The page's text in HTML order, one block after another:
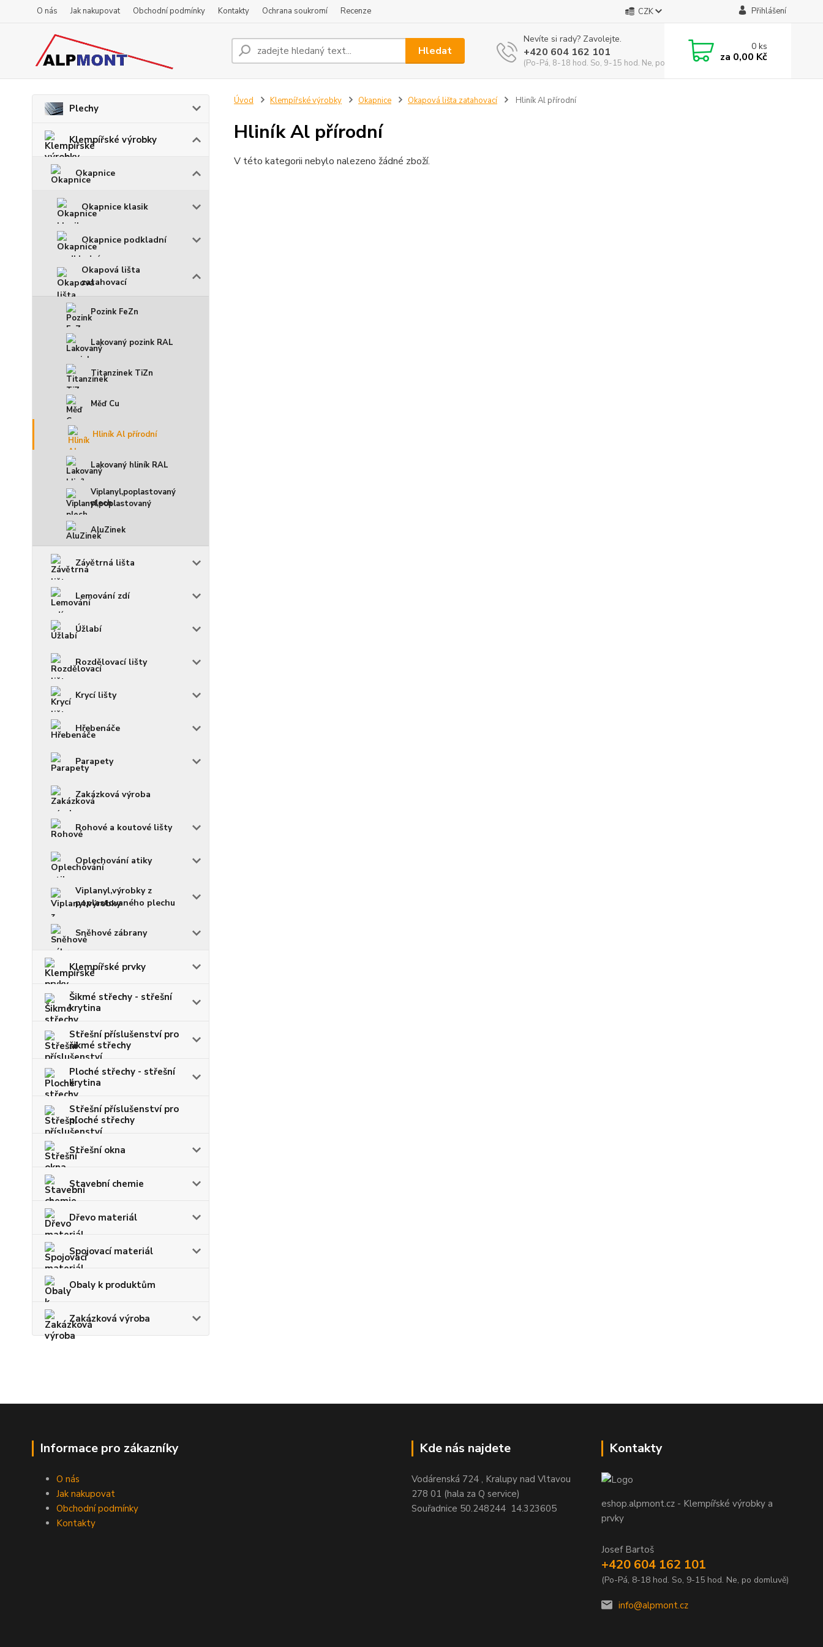
O nás Jak nakupovat Obchodní podmínky Kontakty Ochrana soukromí Recenze CZK Přihlášení
Hledat
Nevíte si rady? Zavolejte.
+420 604 162 101
(Po-Pá, 8-18 hod. So, 9-15 hod. Ne, po domluvě)
0ks
za 0,00 Kč
Plechy
Klempířské výrobky
Okapnice
Okapnice klasik
Okapnice podkladní
Okapová lišta
zatahovací
Pozink FeZn
Lakovaný pozink RAL
Titanzinek TiZn
Měď Cu
Hliník Al přírodní
Lakovaný hliník RAL
Viplanyl,poplastovaný
plech
AluZinek
Závětrná lišta
Lemování zdí
Úžlabí
Rozdělovací lišty
Krycí lišty
Hřebenáče
Parapety
Zakázková výroba
Rohové a koutové lišty
Oplechování atiky
Viplanyl,výrobky z
poplastovaného plechu
Sněhové zábrany
Klempířské prvky
Šikmé střechy - střešní
krytina
Střešní příslušenství pro
šikmé střechy
Ploché střechy - střešní
krytina
Střešní příslušenství pro
ploché střechy
Střešní okna
Stavební chemie
Dřevo materiál
Spojovací materiál
Obaly k produktům
Zakázková výroba
Úvod Klempířské výrobky Okapnice Okapová lišta zatahovací Hliník Al přírodní
Hliník Al přírodní
V této kategorii nebylo nalezeno žádné zboží.
Informace pro zákazníky
O nás
Jak nakupovat
Obchodní podmínky
Kontakty
Kde nás najdete
Vodárenská 724 , Kralupy nad Vltavou
278 01 (hala za Q service)
Souřadnice 50.248244 14.323605
Kontakty
eshop.alpmont.cz - Klempířské výrobky a
prvky
Josef Bartoš
+420 604 162 101
(Po-Pá, 8-18 hod. So, 9-15 hod. Ne, po domluvě)
info@alpmont.cz